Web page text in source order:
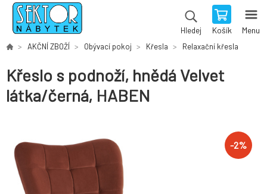
Hledej Košík Menu
AKČNÍ ZBOŽÍ Obývací pokoj Křesla Relaxační křesla
Křeslo s podnoží, hnědá Velvet
látka/černá, HABEN
-2%